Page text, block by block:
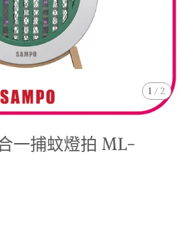
1 /2
一捕蚊燈拍 ML-